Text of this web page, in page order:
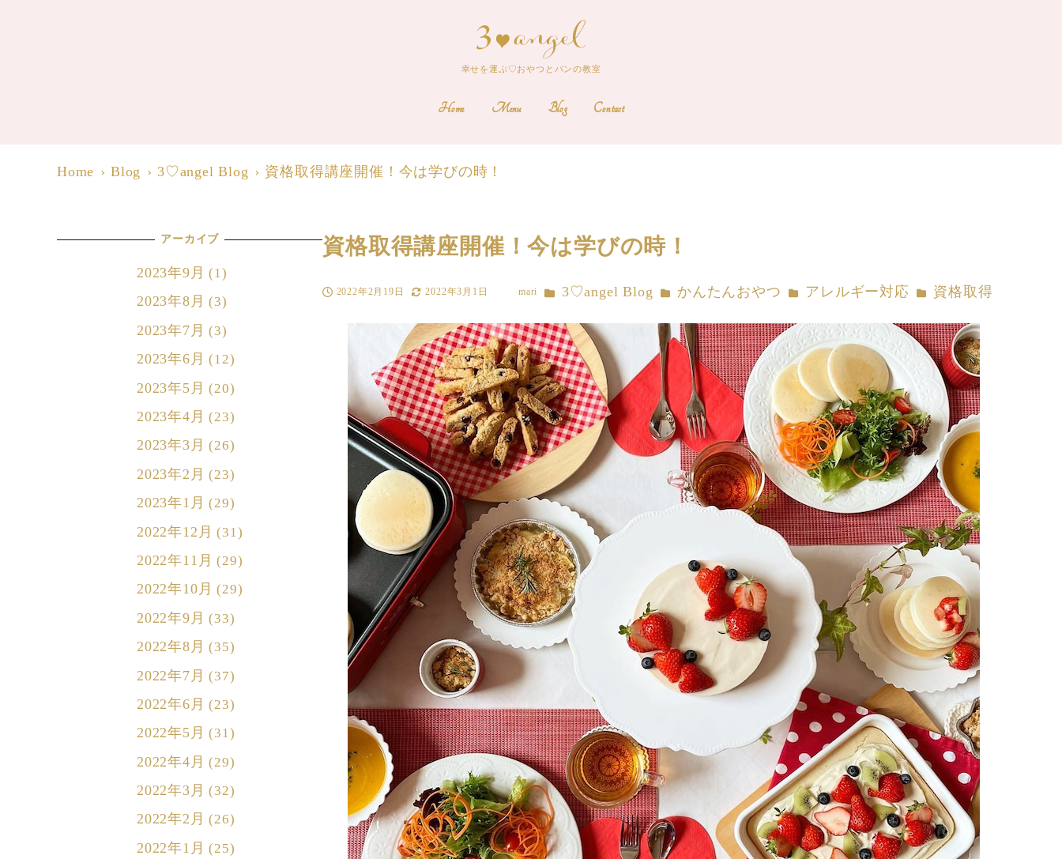
幸せを運ぶ♡おやつとパンの教室
Home Menu Blog Contact
Home Blog 3♡angel Blog 資格取得講座開催！今は学びの時！
資格取得講座開催！今は学びの時！
投稿日
2022年2月19日
更新日
2022年3月1日 mari カテゴリー
3♡angel Blog カテゴリー
かんたんおやつ カテゴリー
アレルギー対応 カテゴリー
資格取得
アーカイブ
2023年9月 (1)
2023年8月 (3)
2023年7月 (3)
2023年6月 (12)
2023年5月 (20)
2023年4月 (23)
2023年3月 (26)
2023年2月 (23)
2023年1月 (29)
2022年12月 (31)
2022年11月 (29)
2022年10月 (29)
2022年9月 (33)
2022年8月 (35)
2022年7月 (37)
2022年6月 (23)
2022年5月 (31)
2022年4月 (29)
2022年3月 (32)
2022年2月 (26)
2022年1月 (25)